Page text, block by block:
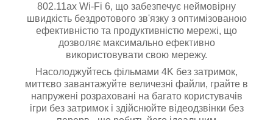
802.11ax Wi-Fi 6, що забезпечує неймовірну
швидкість бездротового зв'язку з оптимізованою
ефективністю та продуктивністю мережі, що
дозволяє максимально ефективно
використовувати свою мережу.
Насолоджуйтесь фільмами 4K без затримок,
миттєво завантажуйте величезні файли, грайте в
напружені розраховані на багато користувачів
ігри без затримок і здійснюйте відеодзвінки без